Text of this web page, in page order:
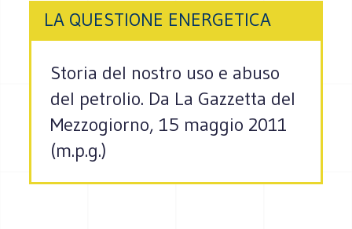
LA QUESTIONE ENERGETICA
Storia del nostro uso e abuso
del petrolio. Da La Gazzetta del
Mezzogiorno, 15 maggio 2011
(m.p.g.)